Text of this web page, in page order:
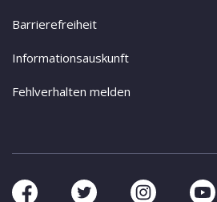
Barrierefreiheit
Informationsauskunft
Fehlverhalten melden